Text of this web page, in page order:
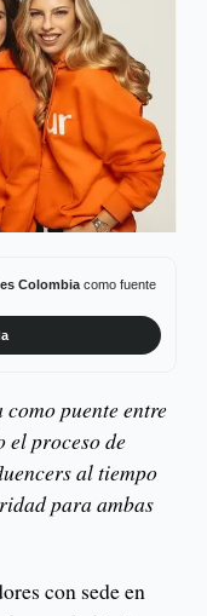
Colombiacomo fuente
puente entre
el proceso de
al tiempo
para ambas
con sede en